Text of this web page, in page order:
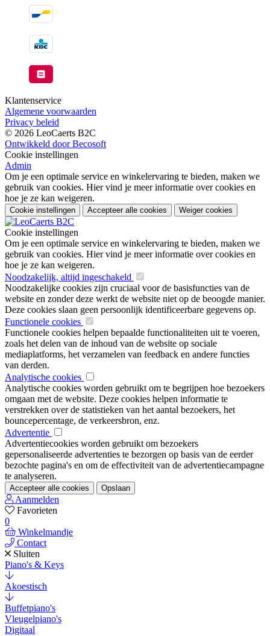
Klantenservice
Algemene voorwaarden
Privacy beleid
© 2026 LeoCaerts B2C
Ontwikkeld door Becosoft
Cookie instellingen
Admin
Om je een optimale service en winkelervaring te bieden, maken we
gebruik van cookies. Hier vind je meer informatie over cookies en
hoe je ze kan weigeren.
Cookie instellingen Accepteer alle cookies Weiger cookies
Cookie instellingen
Om je een optimale service en winkelervaring te bieden, maken we
gebruik van cookies. Hier vind je meer informatie over cookies en
hoe je ze kan weigeren.
Noodzakelijk, altijd ingeschakeld
Noodzakelijke cookies zijn cruciaal voor de basisfuncties van de
website en zonder deze werkt de website niet op de beoogde manier.
Deze cookies slaan geen persoonlijk identificeerbare gegevens op.
Functionele cookies
Functionele cookies helpen bepaalde functionaliteiten uit te voeren,
zoals het delen van de inhoud van de website op sociale
mediaplatforms, het verzamelen van feedback en andere functies
van derden.
Analytische cookies
Analytische cookies worden gebruikt om te begrijpen hoe bezoekers
omgaan met de website. Deze cookies helpen informatie te
verstrekken over de statistieken van het aantal bezoekers, het
bouncepercentage, de verkeersbron, enz.
Advertentie
Advertentiecookies worden gebruikt om bezoekers
gepersonaliseerde advertenties te bezorgen op basis van de eerder
bezochte pagina's en om de effectiviteit van de advertentiecampagne
te analyseren.
Accepteer alle cookies Opslaan
Aanmelden
Favorieten
0
Winkelmandje
Contact
Sluiten
Piano's & Keys
Akoestisch
Buffetpiano's
Vleugelpiano's
Digitaal